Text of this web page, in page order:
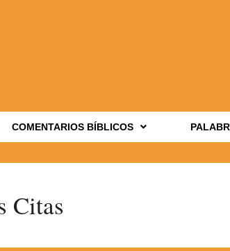
COMENTARIOS BÍBLICOS
Citas